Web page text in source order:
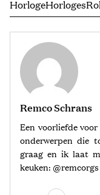
HorlogeHorloges
Remco Schrans
Een voorliefde
onderwerpen die
graag en ik laat
keuken: